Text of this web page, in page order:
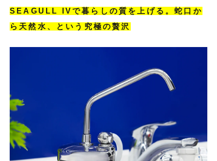
SEAGULL IVで暮らしの質を上げる。蛇口か
ら天然水、という究極の贅沢